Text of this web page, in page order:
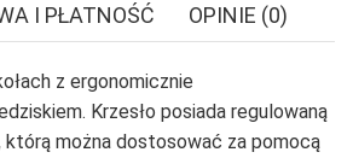
I PŁATNOŚĆ OPINIE (0)
z ergonomicznie
Krzesło posiada regulowaną
którą można dostosować za pomocą